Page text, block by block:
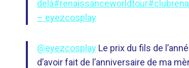
delà#renaissanceworldtour
– eyezcosplay
@eyezcosplay Le prix du fils de
d’avoir fait de l’anniversaire de ma